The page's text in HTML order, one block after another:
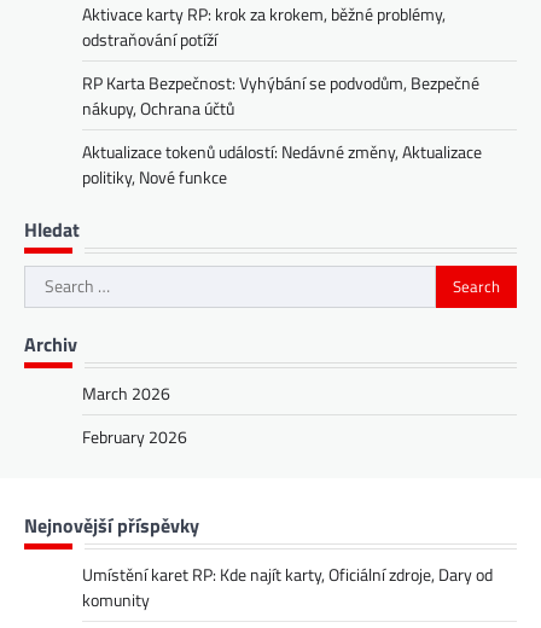
Aktivace karty RP: krok za krokem, běžné problémy,
odstraňování potíží
RP Karta Bezpečnost: Vyhýbání se podvodům, Bezpečné
nákupy, Ochrana účtů
Aktualizace tokenů událostí: Nedávné změny, Aktualizace
politiky, Nové funkce
Hledat
Search
for:
Archiv
March 2026
February 2026
Nejnovější příspěvky
Umístění karet RP: Kde najít karty, Oficiální zdroje, Dary od
komunity